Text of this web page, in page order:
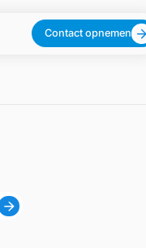
Contact opnemen